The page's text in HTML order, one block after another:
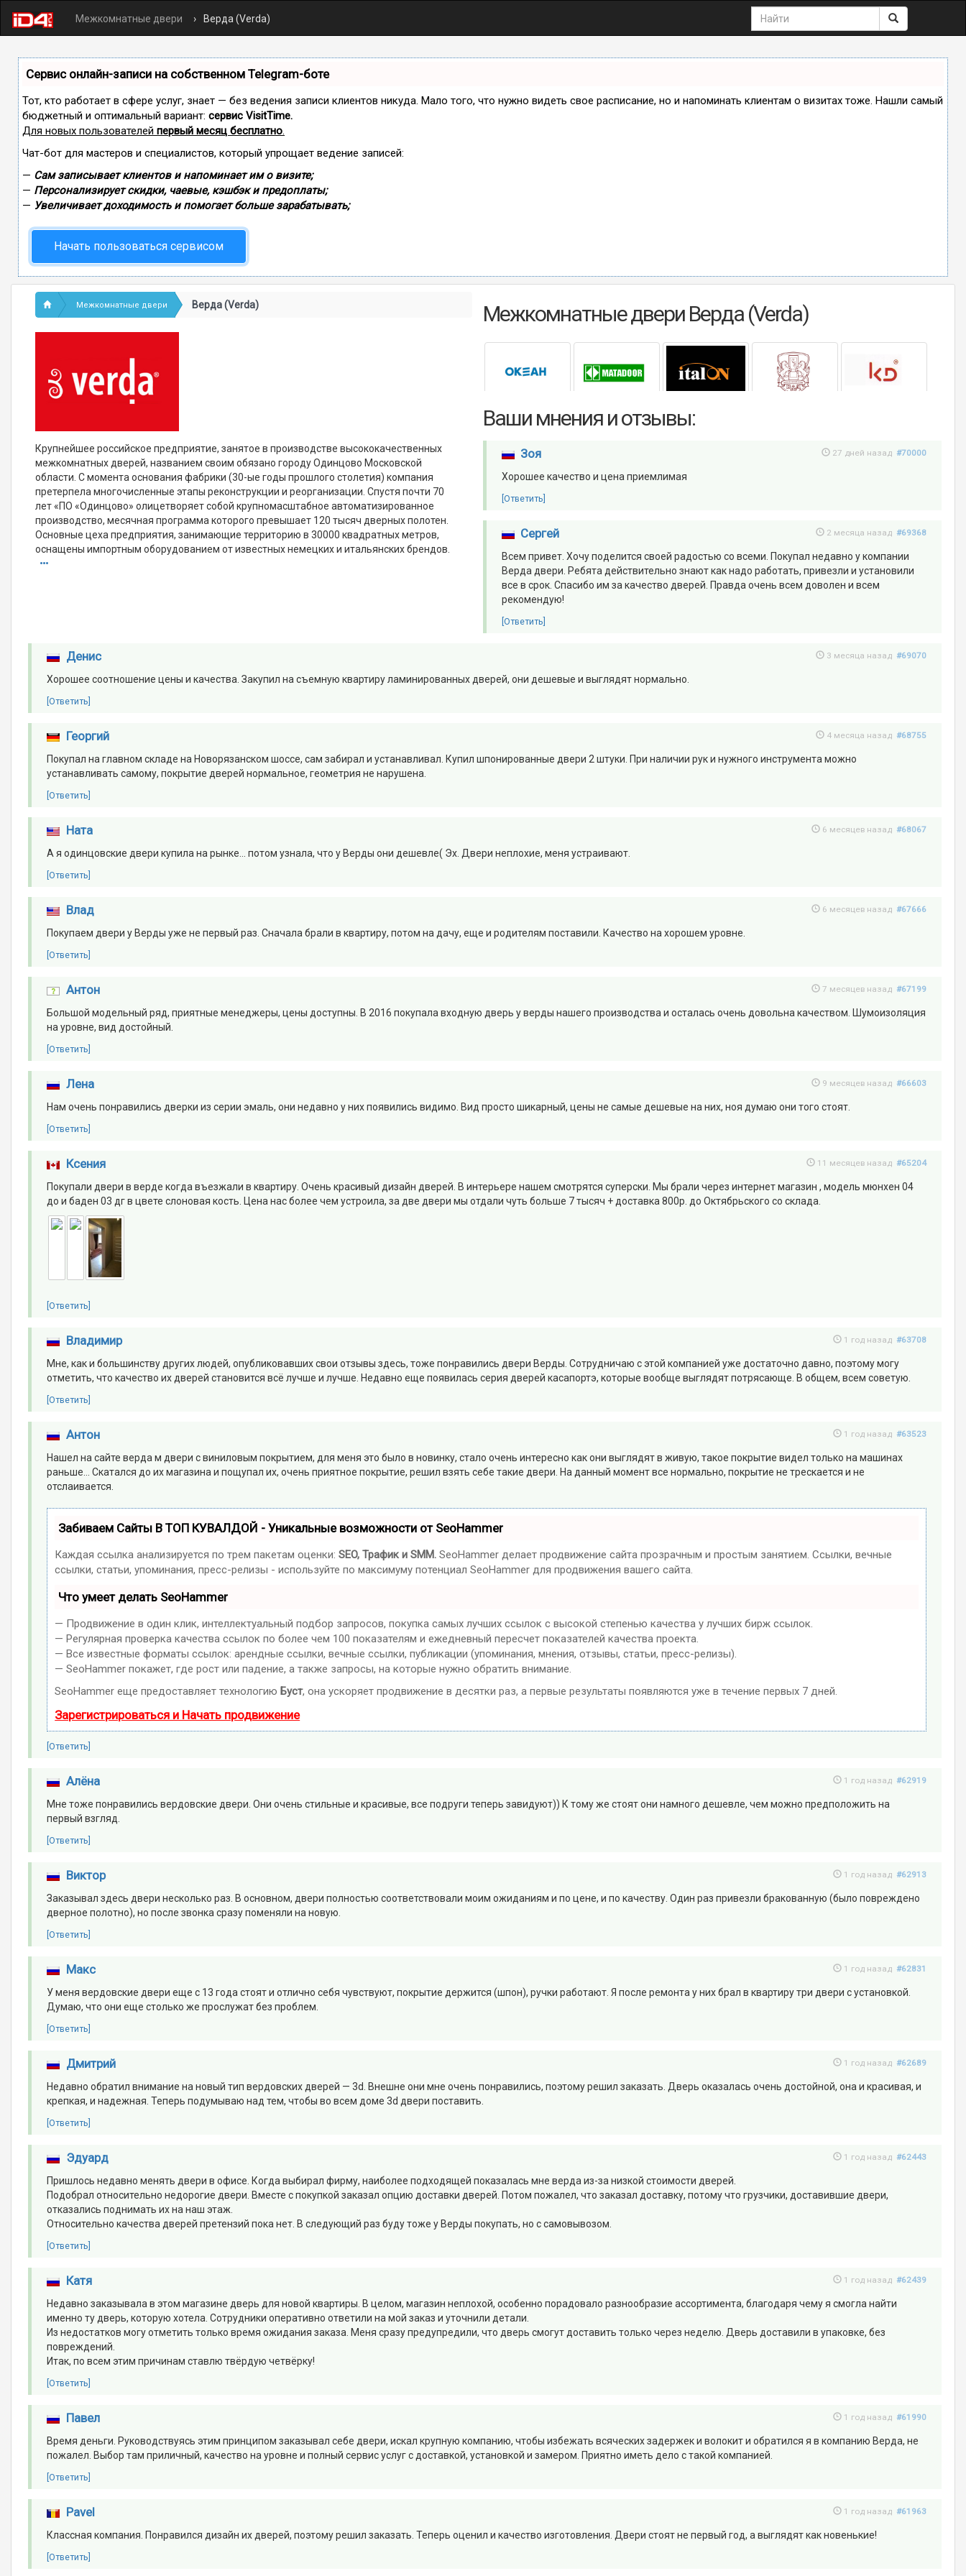
Межкомнатные двери Верда (Verda)
Сервис онлайн-записи на собственном Telegram-боте
Тот, кто работает в сфере услуг, знает — без ведения записи клиентов никуда. Мало того, что нужно видеть свое расписание, но и напоминать клиентам о визитах тоже. Нашли самый
бюджетный и оптимальный вариант: сервис VisitTime.
Для новых пользователей первый месяц бесплатно.
Чат-бот для мастеров и специалистов, который упрощает ведение записей:
— Сам записывает клиентов и напоминает им о визите;
— Персонализирует скидки, чаевые, кэшбэк и предоплаты;
— Увеличивает доходимость и помогает больше зарабатывать;
Начать пользоваться сервисом
Межкомнатные двери Верда (Verda)
Крупнейшее российское предприятие, занятое в производстве высококачественных
межкомнатных дверей, названием своим обязано городу Одинцово Московской
области. С момента основания фабрики (30-ые годы прошлого столетия) компания
претерпела многочисленные этапы реконструкции и реорганизации. Спустя почти 70
лет «ПО «Одинцово» олицетворяет собой крупномасштабное автоматизированное
производство, месячная программа которого превышает 120 тысяч дверных полотен.
Основные цеха предприятия, занимающие территорию в 30000 квадратных метров,
оснащены импортным оборудованием от известных немецких и итальянских брендов.
Межкомнатные двери Верда (Verda)
Ваши мнения и отзывы:
Зоя 27 дней назад #70000
Хорошее качество и цена приемлимая
[Ответить]
Сергей 2 месяца назад #69368
Всем привет. Хочу поделится своей радостью со всеми. Покупал недавно у компании
Верда двери. Ребята действительно знают как надо работать, привезли и установили
все в срок. Спасибо им за качество дверей. Правда очень всем доволен и всем
рекомендую!
[Ответить]
Денис 3 месяца назад #69070
Хорошее соотношение цены и качества. Закупил на съемную квартиру ламинированных дверей, они дешевые и выглядят нормально.
[Ответить]
Георгий 4 месяца назад #68755
Покупал на главном складе на Новорязанском шоссе, сам забирал и устанавливал. Купил шпонированные двери 2 штуки. При наличии рук и нужного инструмента можно
устанавливать самому, покрытие дверей нормальное, геометрия не нарушена.
[Ответить]
Ната 6 месяцев назад #68067
А я одинцовские двери купила на рынке... потом узнала, что у Верды они дешевле( Эх. Двери неплохие, меня устраивают.
[Ответить]
Влад 6 месяцев назад #67666
Покупаем двери у Верды уже не первый раз. Сначала брали в квартиру, потом на дачу, еще и родителям поставили. Качество на хорошем уровне.
[Ответить]
Антон 7 месяцев назад #67199
Большой модельный ряд, приятные менеджеры, цены доступны. В 2016 покупала входную дверь у верды нашего производства и осталась очень довольна качеством. Шумоизоляция
на уровне, вид достойный.
[Ответить]
Лена 9 месяцев назад #66603
Нам очень понравились дверки из серии эмаль, они недавно у них появились видимо. Вид просто шикарный, цены не самые дешевые на них, ноя думаю они того стоят.
[Ответить]
Ксения 11 месяцев назад #65204
Покупали двери в верде когда въезжали в квартиру. Очень красивый дизайн дверей. В интерьере нашем смотрятся суперски. Мы брали через интернет магазин , модель мюнхен 04
до и баден 03 дг в цвете слоновая кость. Цена нас более чем устроила, за две двери мы отдали чуть больше 7 тысяч + доставка 800р. до Октябрьского со склада.
[Ответить]
Владимир 1 год назад #63708
Мне, как и большинству других людей, опубликовавших свои отзывы здесь, тоже понравились двери Верды. Сотрудничаю с этой компанией уже достаточно давно, поэтому могу
отметить, что качество их дверей становится всё лучше и лучше. Недавно еще появилась серия дверей касапортэ, которые вообще выглядят потрясающе. В общем, всем советую.
[Ответить]
Антон 1 год назад #63523
Нашел на сайте верда м двери с виниловым покрытием, для меня это было в новинку, стало очень интересно как они выглядят в живую, такое покрытие видел только на машинах
раньше… Скатался до их магазина и пощупал их, очень приятное покрытие, решил взять себе такие двери. На данный момент все нормально, покрытие не трескается и не
отслаивается.
Забиваем Сайты В ТОП КУВАЛДОЙ - Уникальные возможности от SeoHammer
Каждая ссылка анализируется по трем пакетам оценки:SEO, Трафик и SMM. SeoHammer делает продвижение сайта прозрачным и простым занятием. Ссылки, вечные
ссылки, статьи, упоминания, пресс-релизы - используйте по максимуму потенциал SeoHammer для продвижения вашего сайта.
Что умеет делать SeoHammer
— Продвижение в один клик, интеллектуальный подбор запросов, покупка самых лучших ссылок с высокой степенью качества у лучших бирж ссылок.
— Регулярная проверка качества ссылок по более чем 100 показателям и ежедневный пересчет показателей качества проекта.
— Все известные форматы ссылок: арендные ссылки, вечные ссылки, публикации (упоминания, мнения, отзывы, статьи, пресс-релизы).
— SeoHammer покажет, где рост или падение, а также запросы, на которые нужно обратить внимание.
SeoHammer еще предоставляет технологиюБуст, она ускоряет продвижение в десятки раз, а первые результаты появляются уже в течение первых 7 дней.
Зарегистрироваться и Начать продвижение
[Ответить]
Алёна 1 год назад #62919
Мне тоже понравились вердовские двери. Они очень стильные и красивые, все подруги теперь завидуют)) К тому же стоят они намного дешевле, чем можно предположить на
первый взгляд.
[Ответить]
Виктор 1 год назад #62913
Заказывал здесь двери несколько раз. В основном, двери полностью соответствовали моим ожиданиям и по цене, и по качеству. Один раз привезли бракованную (было повреждено
дверное полотно), но после звонка сразу поменяли на новую.
[Ответить]
Макс 1 год назад #62831
У меня вердовские двери еще с 13 года стоят и отлично себя чувствуют, покрытие держится (шпон), ручки работают. Я после ремонта у них брал в квартиру три двери с установкой.
Думаю, что они еще столько же прослужат без проблем.
[Ответить]
Дмитрий 1 год назад #62689
Недавно обратил внимание на новый тип вердовских дверей — 3d. Внешне они мне очень понравились, поэтому решил заказать. Дверь оказалась очень достойной, она и красивая, и
крепкая, и надежная. Теперь подумываю над тем, чтобы во всем доме 3d двери поставить.
[Ответить]
Эдуард 1 год назад #62443
Пришлось недавно менять двери в офисе. Когда выбирал фирму, наиболее подходящей показалась мне верда из-за низкой стоимости дверей.
Подобрал относительно недорогие двери. Вместе с покупкой заказал опцию доставки дверей. Потом пожалел, что заказал доставку, потому что грузчики, доставившие двери,
отказались поднимать их на наш этаж.
Относительно качества дверей претензий пока нет. В следующий раз буду тоже у Верды покупать, но с самовывозом.
[Ответить]
Катя 1 год назад #62439
Недавно заказывала в этом магазине дверь для новой квартиры. В целом, магазин неплохой, особенно порадовало разнообразие ассортимента, благодаря чему я смогла найти
именно ту дверь, которую хотела. Сотрудники оперативно ответили на мой заказ и уточнили детали.
Из недостатков могу отметить только время ожидания заказа. Меня сразу предупредили, что дверь смогут доставить только через неделю. Дверь доставили в упаковке, без
повреждений.
Итак, по всем этим причинам ставлю твёрдую четвёрку!
[Ответить]
Павел 1 год назад #61990
Время деньги. Руководствуясь этим принципом заказывал себе двери, искал крупную компанию, чтобы избежать всяческих задержек и волокит и обратился я в компанию Верда, не
пожалел. Выбор там приличный, качество на уровне и полный сервис услуг с доставкой, установкой и замером. Приятно иметь дело с такой компанией.
[Ответить]
Pavel 1 год назад #61963
Классная компания. Понравился дизайн их дверей, поэтому решил заказать. Теперь оценил и качество изготовления. Двери стоят не первый год, а выглядят как новенькие!
[Ответить]